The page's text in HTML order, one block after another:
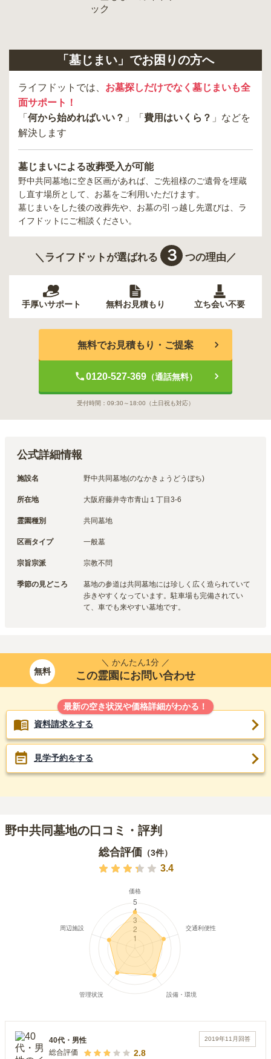
「墓じまい」でお困りの方へ
ライフドットでは、 お墓探しだけでなく墓じまいも全
面サポート！
「 何から始めればいい？ 」「 費用はいくら？ 」などを
解決します
墓じまいによる改葬受入が可能
野中共同墓地に空き区画があれば、ご先祖様のご遺骨を埋蔵
し直す場所として、お墓をご利用いただけます。
墓じまいをした後の改葬先や、お墓の引っ越し先選びは、ラ
イフドットにご相談ください。
＼ライフドットが選ばれる ３ つの理由／
手厚いサポート 無料お見積もり 立ち会い不要
無料でお見積もり・ご提案
0120-527-369（通話無料）
受付時間： 09:30～18:00 （土日祝も対応）
公式詳細情報
施設名 野中共同墓地(のなかきょうどうぼち)
所在地 大阪府藤井寺市青山１丁目3-6
霊園種別 共同墓地
区画タイプ 一般墓
宗旨宗派 宗教不問
季節の見どころ
墓地の参道は共同墓地には珍しく広く造られていて
歩きやすくなっています。駐車場も完備されてい
て、車でも来やすい墓地です。
無料
＼ かんたん1分 ／
この霊園にお問い合わせ
最新の空き状況や価格詳細がわかる！
資料請求をする
見学予約をする
野中共同墓地の口コミ・評判
総合評価 （3件）
3.4
2019年11月 回答
40代 ・ 男性
総合評価
2.8